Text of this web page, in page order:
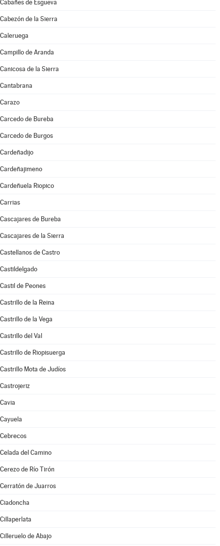
Cabañes de Esgueva
Cabezón de la Sierra
Caleruega
Campillo de Aranda
Canicosa de la Sierra
Cantabrana
Carazo
Carcedo de Bureba
Carcedo de Burgos
Cardeñadijo
Cardeñajimeno
Cardeñuela Riopico
Carrias
Cascajares de Bureba
Cascajares de la Sierra
Castellanos de Castro
Castildelgado
Castil de Peones
Castrillo de la Reina
Castrillo de la Vega
Castrillo del Val
Castrillo de Riopisuerga
Castrillo Mota de Judíos
Castrojeriz
Cavia
Cayuela
Cebrecos
Celada del Camino
Cerezo de Río Tirón
Cerratón de Juarros
Ciadoncha
Cillaperlata
Cilleruelo de Abajo